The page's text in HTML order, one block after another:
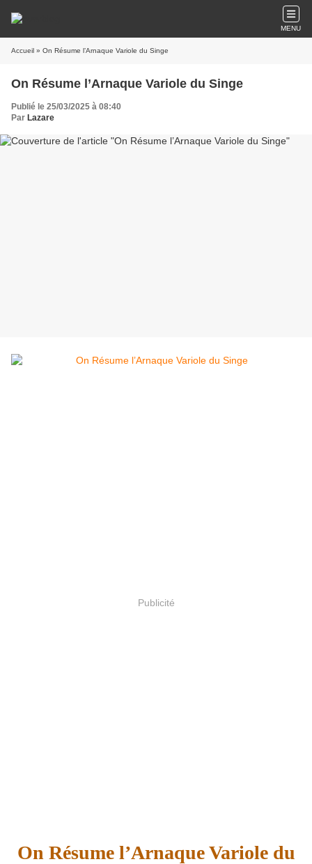
MENU
Accueil » On Résume l’Arnaque Variole du Singe
On Résume l’Arnaque Variole du Singe
Publié le 25/03/2025 à 08:40
Par Lazare
Publicité
On Résume l’Arnaque Variole du